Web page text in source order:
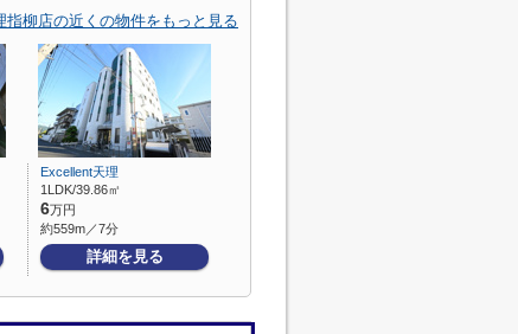
柳店の近くの物件をもっと見る
Excellent天理
1LDK/39.86㎡
6万円
約559m／7分
詳細を見る